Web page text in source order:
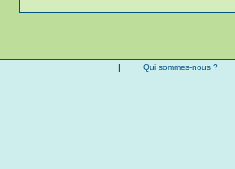
| Qui sommes-nous ?